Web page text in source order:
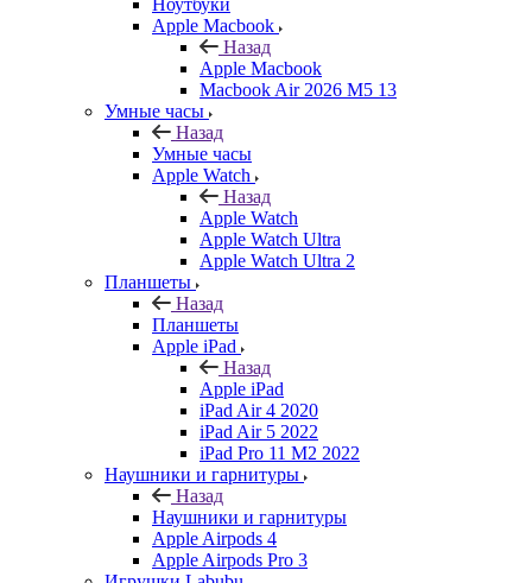
Ноутбуки
Apple Macbook
Назад
Apple Macbook
Macbook Air 2026 M5 13
Умные часы
Назад
Умные часы
Apple Watch
Назад
Apple Watch
Apple Watch Ultra
Apple Watch Ultra 2
Планшеты
Назад
Планшеты
Apple iPad
Назад
Apple iPad
iPad Air 4 2020
iPad Air 5 2022
iPad Pro 11 M2 2022
Наушники и гарнитуры
Назад
Наушники и гарнитуры
Apple Airpods 4
Apple Airpods Pro 3